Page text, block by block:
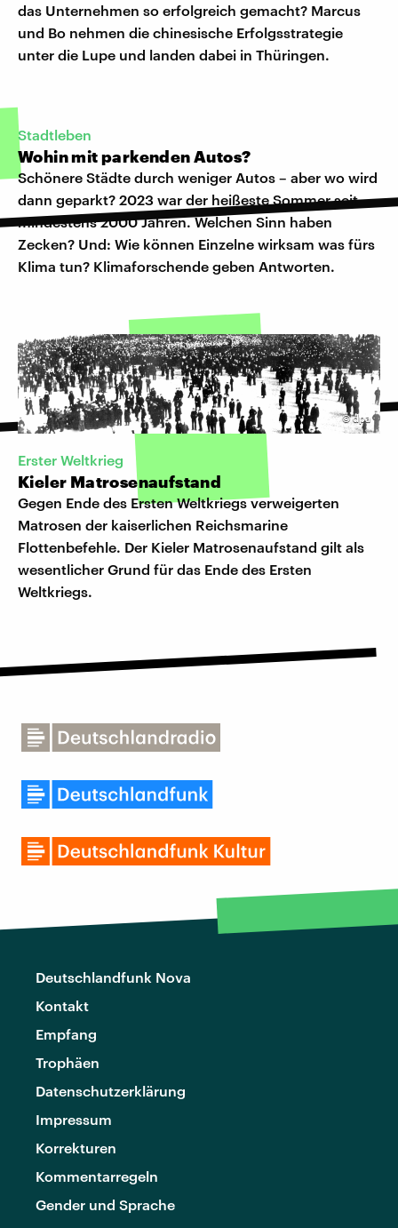
das Unternehmen so erfolgreich gemacht? Marcus
und Bo nehmen die chinesische Erfolgsstrategie
unter die Lupe und landen dabei in Thüringen.
Stadtleben
Wohin mit parkenden Autos?
Schönere Städte durch weniger Autos – aber wo wird
dann geparkt? 2023 war der heißeste Sommer seit
mindestens 2000 Jahren. Welchen Sinn haben
Zecken? Und: Wie können Einzelne wirksam was fürs
Klima tun? Klimaforschende geben Antworten.
©dpa
Erster Weltkrieg
Kieler Matrosenaufstand
Gegen Ende des Ersten Weltkriegs verweigerten
Matrosen der kaiserlichen Reichsmarine
Flottenbefehle. Der Kieler Matrosenaufstand gilt als
wesentlicher Grund für das Ende des Ersten
Weltkriegs.
Deutschlandfunk Nova
Kontakt
Empfang
Trophäen
Datenschutzerklärung
Impressum
Korrekturen
Kommentarregeln
Gender und Sprache